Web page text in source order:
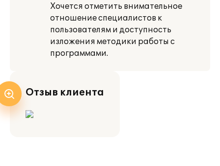
Хочется отметить внимательное
отношение специалистов к
пользователям и доступность
изложения методики работы с
программами.
Отзыв клиента